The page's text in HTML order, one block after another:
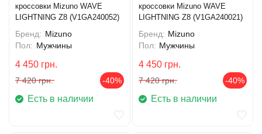
кроссовки Mizuno WAVE
LIGHTNING Z8 (V1GA240052)
Бренд: Mizuno
Пол: Мужчины
4 450 грн.
7 420 грн. -40%
Есть в наличии
кроссовки Mizuno WAVE
LIGHTNING Z8 (V1GA240021)
Бренд: Mizuno
Пол: Мужчины
4 450 грн.
7 420 грн. -40%
Есть в наличии